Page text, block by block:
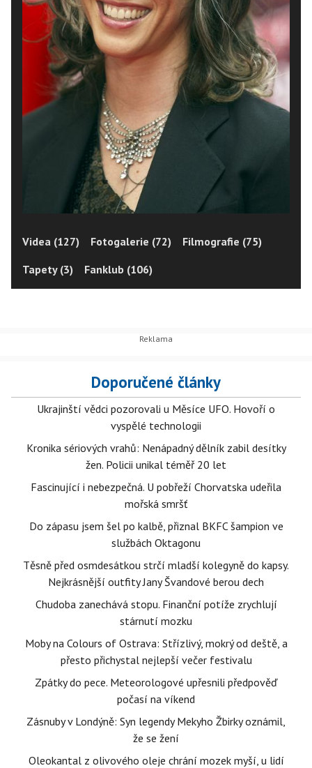
Videa (127) Fotogalerie (72)
Filmografie (75)
Tapety (3)
Fanklub (106)
Doporučené články
Ukrajinští vědci pozorovali u Měsíce UFO. Hovoří o
vyspělé technologii
Kronika sériových vrahů: Nenápadný dělník zabil desítky
žen. Policii unikal téměř 20 let
Fascinující i nebezpečná. U pobřeží Chorvatska udeřila
mořská smršť
Do zápasu jsem šel po kalbě, přiznal BKFC šampion ve
službách Oktagonu
Těsně před osmdesátkou strčí mladší kolegyně do kapsy.
Nejkrásnější outfity Jany Švandové berou dech
Chudoba zanechává stopu. Finanční potíže zrychlují
stárnutí mozku
Moby na Colours of Ostrava: Střízlivý, mokrý od deště, a
přesto přichystal nejlepší večer festivalu
Zpátky do pece. Meteorologové upřesnili předpověď
počasí na víkend
Zásnuby v Londýně: Syn legendy Mekyho Žbirky oznámil,
že se žení
Oleokantal z olivového oleje chrání mozek myší, u lidí